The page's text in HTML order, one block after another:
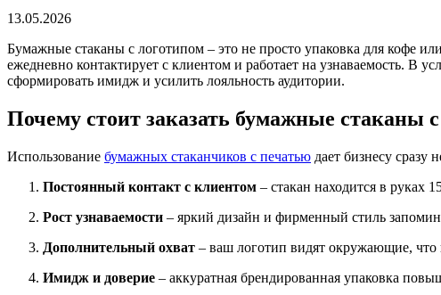
13.05.2026
Бумажные стаканы с логотипом – это не просто упаковка для кофе
ежедневно контактирует с клиентом и работает на узнаваемость. В
сформировать имидж и усилить лояльность аудитории.
Почему стоит заказать бумажные стаканы
Использование бумажных стаканчиков с печатью дает бизнесу сразу
Постоянный контакт с клиентом – стакан находится в руках
Рост узнаваемости – яркий дизайн и фирменный стиль
Дополнительный охват – ваш логотип видят окружающие,
Имидж и доверие – аккуратная брендированная упаковка